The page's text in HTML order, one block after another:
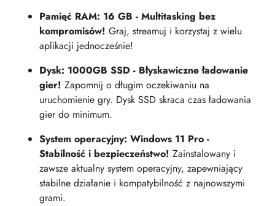
Pamięć RAM: 16 GB - Multitasking bez
kompromisów! Graj, streamuj i korzystaj z wielu
aplikacji jednocześnie!
Dysk: 1000GB SSD - Błyskawiczne ładowanie
gier! Zapomnij o długim oczekiwaniu na
uruchomienie gry. Dysk SSD skraca czas ładowania
gier do minimum.
System operacyjny: Windows 11 Pro -
Stabilność i bezpieczeństwo! Zainstalowany i
zawsze aktualny system operacyjny, zapewniający
stabilne działanie i kompatybilność z najnowszymi
grami.